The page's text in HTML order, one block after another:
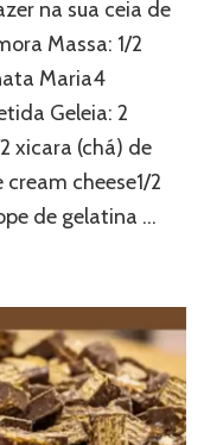
na sua ceia de
Massa: 1/2
Maria4
Geleia: 2
xicara (chá) de
cheese1/2
de gelatina …